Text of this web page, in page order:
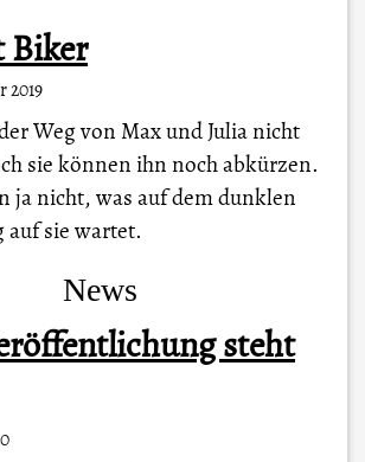
Biker
2019
Weg von Max und Julia nicht
sie können ihn noch abkürzen.
ja nicht, was auf dem dunklen
auf sie wartet.
News
steht